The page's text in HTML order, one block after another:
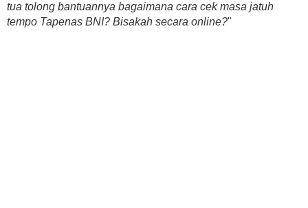
tua tolong bantuannya bagaimana cara cek masa jatuh
tempo Tapenas BNI? Bisakah secara online?"